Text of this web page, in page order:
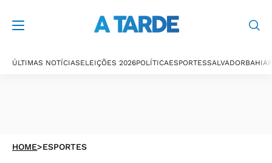
ÚLTIMAS NOTÍCIASELEIÇÕES 2026POLÍTICAESPORTESSALVADORBAHIA
HOME>ESPORTES